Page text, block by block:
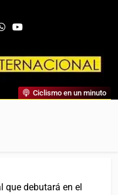
Entrevistas, Análisis,
Ciclista De Referencia.
Ciclismo en un minuto
que debutará en el